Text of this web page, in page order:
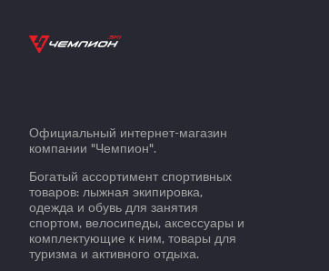
Официальный интернет-магазин
компании "Чемпион".
Богатый ассортимент спортивных
товаров: лыжная экипировка,
одежда и обувь для занятия
спортом, велосипеды, аксессуары и
комплектующие к ним, товары для
туризма и активного отдыха.